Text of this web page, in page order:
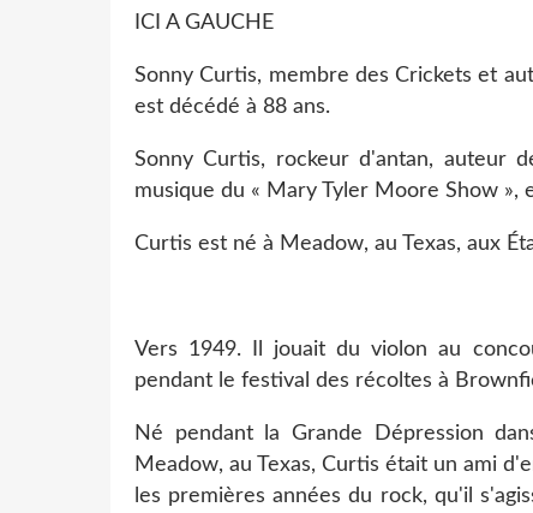
ICI A GAUCHE
Sonny Curtis, membre des Crickets et
est décédé à 88 ans.
Sonny Curtis, rockeur d'antan, auteur
musique du « Mary Tyler Moore Show »,
Curtis est né à Meadow, au Texas, aux
Vers 1949. Il jouait du violon au
pendant le festival des récoltes à
Né pendant la Grande Dépression
Meadow, au Texas, Curtis était un ami
les premières années du rock, qu'il